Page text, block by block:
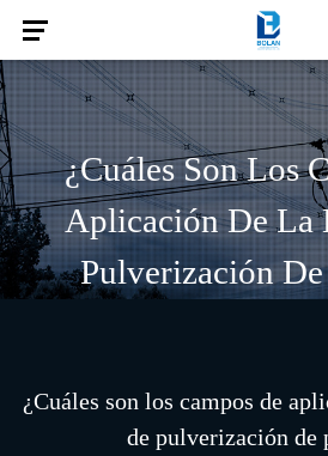
¿Cuáles Son Los
Aplicación De La
Pulverización
¿Cuáles son los campos de
de pulverización de